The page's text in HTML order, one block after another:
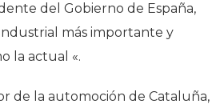
del Gobierno de España,
más importante y
la actual «.
de la automoción de Cataluña,